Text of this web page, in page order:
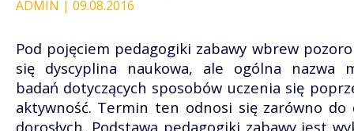
ADMIN | 09.08.2016
Pod pojęciem pedagogiki zabawy wbrew
się dyscyplina naukowa, ale ogólna nazwa
badań dotyczących sposobów uczenia się
aktywność. Termin ten odnosi się zarówno do
dorosłych. Podstawą pedagogiki zabawy jest